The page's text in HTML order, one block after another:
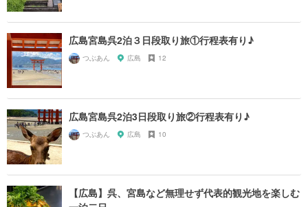
広島宮島呉2泊３日段取り旅①行程表有り♪
つぶあん 広島 12
広島宮島呉2泊3日段取り旅②行程表有り♪
つぶあん 広島 10
【広島】呉、宮島など無理せず代表的観光地を楽しむ